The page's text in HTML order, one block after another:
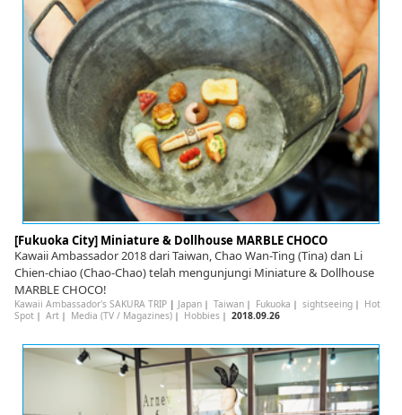
[Fukuoka City] Miniature & Dollhouse MARBLE CHOCO
Kawaii Ambassador 2018 dari Taiwan, Chao Wan-Ting (Tina) dan Li
Chien-chiao (Chao-Chao) telah mengunjungi Miniature & Dollhouse
MARBLE CHOCO!
Kawaii Ambassador's SAKURA TRIP| Japan｜ Taiwan｜ Fukuoka ｜ sightseeing｜ Hot
Spot｜ Art｜ Media (TV / Magazines)｜ Hobbies｜ 2018.09.26